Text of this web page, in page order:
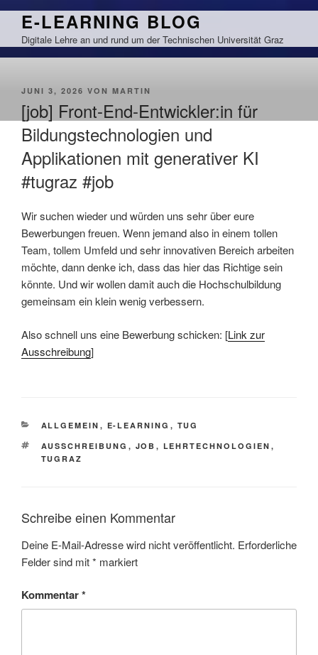
Zum
springen
E-LEARNING BLOG
Digitale Lehre an und rund um der Technischen Universität Graz
VERÖFFENTLICHT
JUNI 3, 2026 VON MARTIN
[job] Front-End-Entwickler:in für
Bildungstechnologien und
Applikationen mit generativer KI
#tugraz #job
Wir suchen wieder und würden uns sehr über eure
Bewerbungen freuen. Wenn jemand also in einem tollen
Team, tollem Umfeld und sehr innovativen Bereich arbeiten
möchte, dann denke ich, dass das hier das Richtige sein
könnte. Und wir wollen damit auch die Hochschulbildung
gemeinsam ein klein wenig verbessern.
Also schnell uns eine Bewerbung schicken: [Link zur
Ausschreibung]
KATEGORIEN
ALLGEMEIN , E-LEARNING , TUG
SCHLAGWÖRTER
AUSSCHREIBUNG , JOB , LEHRTECHNOLOGIEN ,
TUGRAZ
Schreibe einen Kommentar
Deine E-Mail-Adresse wird nicht veröffentlicht. Erforderliche
Felder sind mit* markiert
Kommentar*